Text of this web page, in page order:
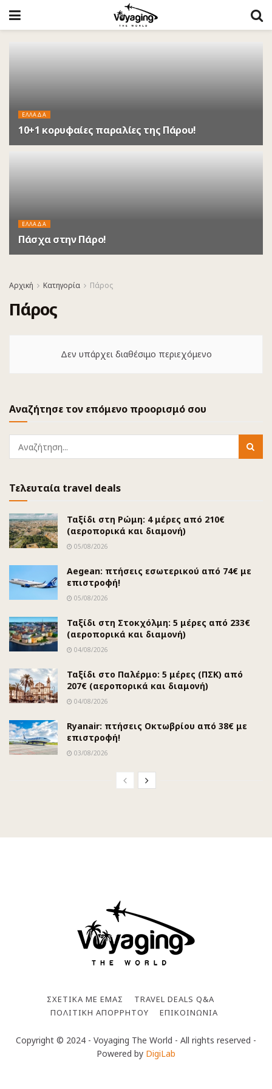
ΕΛΛΑΔΑ
10+1 κορυφαίες παραλίες της Πάρου!
ΕΛΛΑΔΑ
Πάσχα στην Πάρο!
Αρχική Κατηγορία Πάρος
Πάρος
Δεν υπάρχει διαθέσιμο περιεχόμενο
Αναζήτησε τον επόμενο προορισμό σου
Τελευταία travel deals
Ταξίδι στη Ρώμη: 4 μέρες από 210€
(αεροπορικά και διαμονή)
05/08/2026
Aegean: πτήσεις εσωτερικού από 74€ με
επιστροφή!
05/08/2026
Ταξίδι στη Στοκχόλμη: 5 μέρες από 233€
(αεροπορικά και διαμονή)
04/08/2026
Ταξίδι στο Παλέρμο: 5 μέρες (ΠΣΚ) από
207€ (αεροπορικά και διαμονή)
04/08/2026
Ryanair: πτήσεις Οκτωβρίου από 38€ με
επιστροφή!
03/08/2026
ΣΧΕΤΙΚΑ ΜΕ ΕΜΑΣ
TRAVEL DEALS Q&A
ΠΟΛΙΤΙΚΗ ΑΠΟΡΡΗΤΟΥ
ΕΠΙΚΟΙΝΩΝΙΑ
Copyright © 2024 - Voyaging The World - All rights reserved -
Powered by DigiLab